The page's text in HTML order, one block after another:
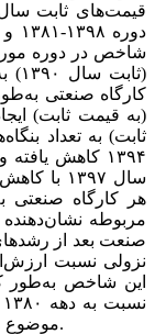
(به‌‌‌ قیمت‌‌‌ ثابت‌‌‌)
سال
نزولی‌‌‌ نسبت‌‌‌
موضوع مؤید رکود‌‌‌ بلندمدت در بخش‌‌‌ صنعت‌‌‌ ایران است‌‌‌.